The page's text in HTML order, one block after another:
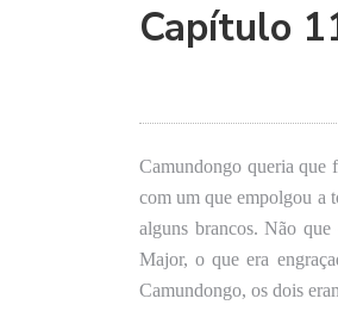
Capítulo
Camundongo queriaque
com um que empolgou a
alguns brancos. Não
Major, o que era
Camundongo, os dois